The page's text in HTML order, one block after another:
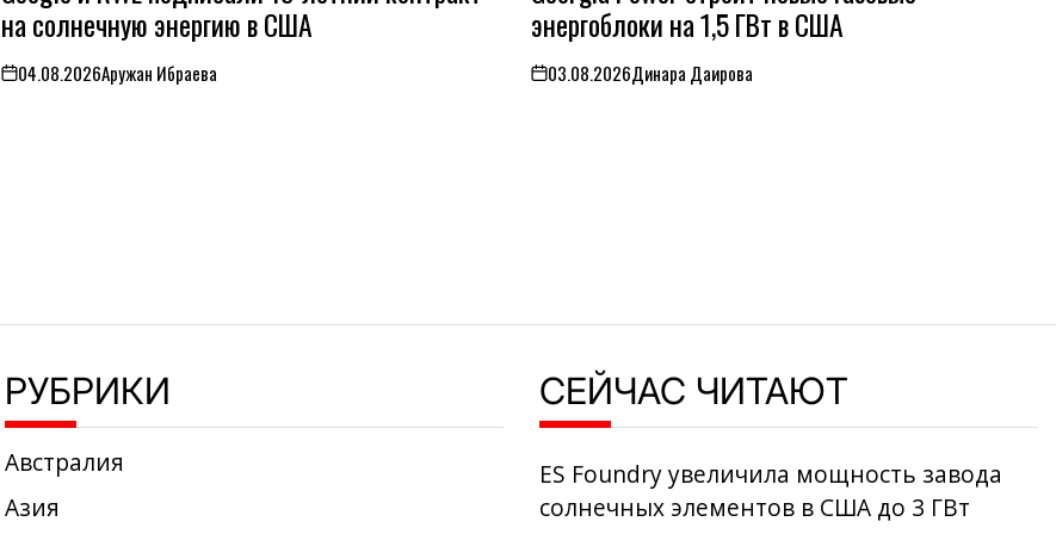
на солнечную энергию в США
on04.08.2026Аружан Ибраева
энергоблоки на 1,5 ГВт в США
on03.08.2026Динара Даирова
РУБРИКИ
Австралия
Азия
СЕЙЧАС ЧИТАЮТ
ES Foundry увеличила мощность завода
солнечных элементов в США до 3 ГВт